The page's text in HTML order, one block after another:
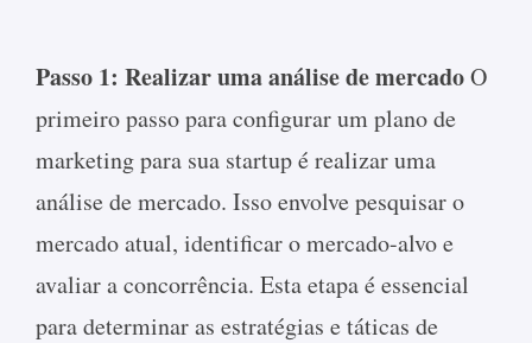
Passo 1: Realizar uma análise de mercadoO
primeiro passo para configurar um plano de
marketing para sua startup é realizar uma
análise de mercado. Isso envolve pesquisar o
mercado atual, identificar o mercado-alvo e
avaliar a concorrência. Esta etapa é essencial
para determinar as estratégias e táticas de